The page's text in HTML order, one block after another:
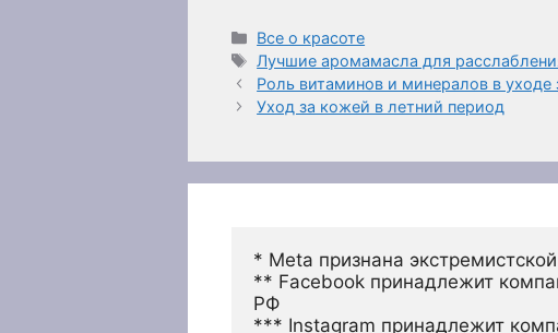
Рубрики
Все о красоте
Метки
Лучшие аромамасла для
Роль витаминов и минералов в уходе
Уход за кожей в летний период
* Meta признана
** Facebook принадлежит
РФ
*** Instagram принадлежит